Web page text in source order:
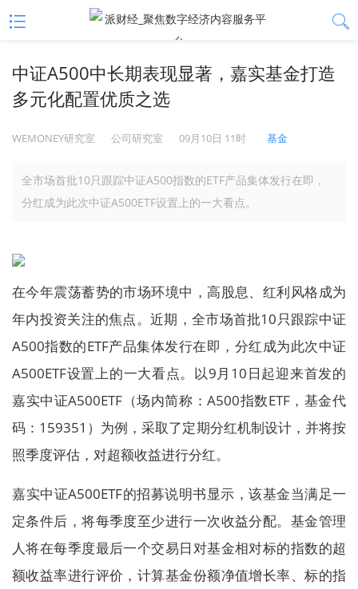
中证A500中长期表现显著，嘉实基金打造
多元化配置优质之选
WEMONEY研究室 公司研究室 09月10日 11时 基金
全市场首批10只跟踪中证A500指数的ETF产品集体发行在即，
分红成为此次中证A500ETF设置上的一大看点。
在今年震荡蓄势的市场环境中，高股息、红利风格成为
年内投资关注的焦点。近期，全市场首批10只跟踪中证
A500指数的ETF产品集体发行在即，分红成为此次中证
A500ETF设置上的一大看点。以9月10日起迎来首发的
嘉实中证A500ETF（场内简称：A500指数ETF，基金代
码：159351）为例，采取了定期分红机制设计，并将按
照季度评估，对超额收益进行分红。
嘉实中证A500ETF的招募说明书显示，该基金当满足一
定条件后，将每季度至少进行一次收益分配。基金管理
人将在每季度最后一个交易日对基金相对标的指数的超
额收益率进行评价，计算基金份额净值增长率、标的指